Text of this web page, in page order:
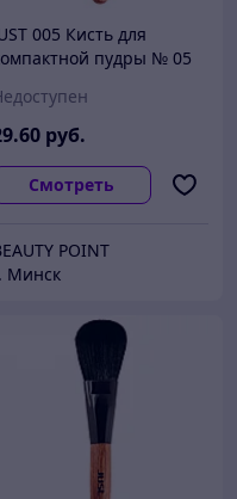
005 Кисть для
пудры № 05
.60 руб.
Смотреть
POINT
Минск